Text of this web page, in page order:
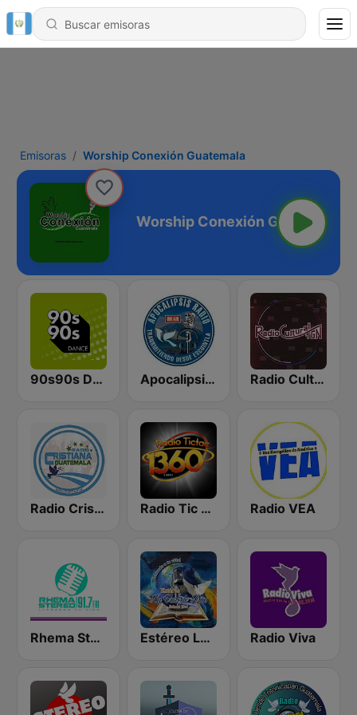
Emisoras Worship Conexión Guatemala
Guatemala
90s90s Dance Apocalipsis Radio Radio Cultural TGN
Radio Cristiana Guatemala Radio Tic Tac Guatemala Radio VEA
Rhema Stereo Estéreo La Voz De Dios Radio Viva